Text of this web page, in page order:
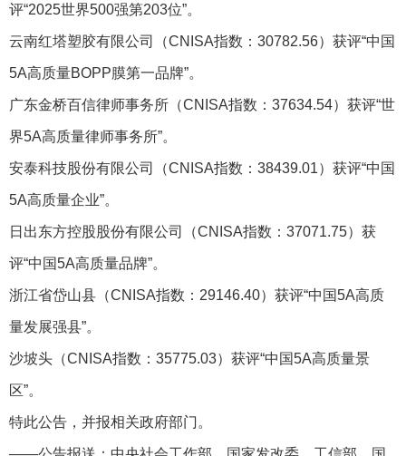
评“2025世界500强第203位”。
云南红塔塑胶有限公司（CNISA指数：30782.56）获评“中国
5A高质量BOPP膜第一品牌”。
广东金桥百信律师事务所（CNISA指数：37634.54）获评“世
界5A高质量律师事务所”。
安泰科技股份有限公司（CNISA指数：38439.01）获评“中国
5A高质量企业”。
日出东方控股股份有限公司（CNISA指数：37071.75）获
评“中国5A高质量品牌”。
浙江省岱山县（CNISA指数：29146.40）获评“中国5A高质
量发展强县”。
沙坡头（CNISA指数：35775.03）获评“中国5A高质量景
区”。
特此公告，并报相关政府部门。